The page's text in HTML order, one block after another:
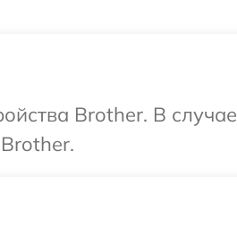
Brother. В